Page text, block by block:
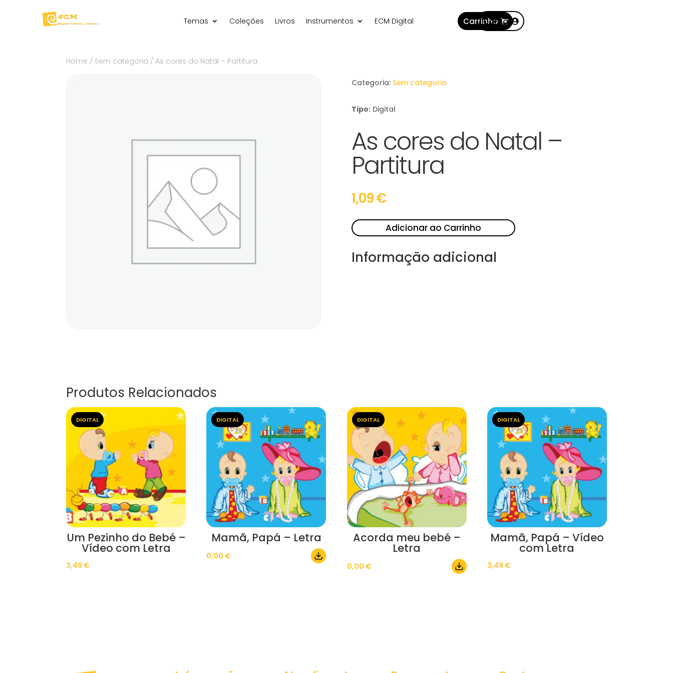
Temas Coleções Livros Instrumentos ECM Digital Carrinho
Conta
Home / Sem categoria / As cores do Natal – Partitura
Categoria: Sem categoria
Tipo: Digital
As cores do Natal –
Partitura
1,09€
Adicionar ao Carrinho
Informação adicional
Produtos Relacionados
DIGITAL
Um Pezinho do Bebé –
Vídeo com Letra
3,49 €
DIGITAL
Mamã, Papá – Letra
0,00 €
DIGITAL
Acorda meu bebé –
Letra
0,00 €
DIGITAL
Mamã, Papá – Vídeo
com Letra
3,49 €